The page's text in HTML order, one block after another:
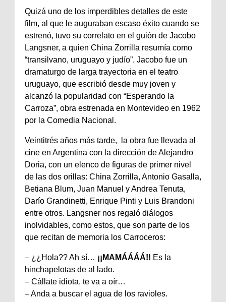
Quizá uno de los imperdibles detalles de este
film, al que le auguraban escaso éxito cuando se
estrenó, tuvo su correlato en el guión de Jacobo
Langsner, a quien China Zorrilla resumía como
“transilvano, uruguayo y judío”. Jacobo fue un
dramaturgo de larga trayectoria en el teatro
uruguayo, que escribió desde muy joven y
alcanzó la popularidad con “Esperando la
Carroza”, obra estrenada en Montevideo en 1962
por la Comedia Nacional.
Veintitrés años más tarde, la obra fue llevada al
cine en Argentina con la dirección de Alejandro
Doria, con un elenco de figuras de primer nivel
de las dos orillas: China Zorrilla, Antonio Gasalla,
Betiana Blum, Juan Manuel y Andrea Tenuta,
Darío Grandinetti, Enrique Pinti y Luis Brandoni
entre otros. Langsner nos regaló diálogos
inolvidables, como estos, que son parte de los
que recitan de memoria los Carroceros:
– ¿¿Hola?? Ah sí… ¡¡MAMÁÁÁÁ!! Es la
hinchapelotas de al lado.
– Cállate idiota, te va a oír…
– Anda a buscar el agua de los ravioles.